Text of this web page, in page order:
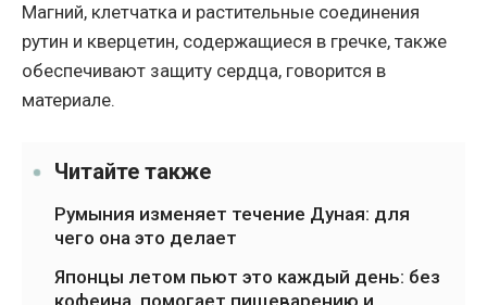
Магний, клетчатка и растительные соединения
рутин и кверцетин, содержащиеся в гречке, также
обеспечивают защиту сердца, говорится в
материале.
Читайте также
Румыния изменяет течение Дуная: для
чего она это делает
Японцы летом пьют это каждый день: без